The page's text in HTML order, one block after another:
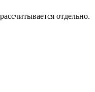
отдельно.